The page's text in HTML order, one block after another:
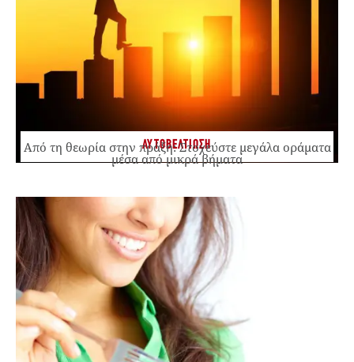
ΑΥΤΟΒΕΛΤΙΩΣΗ
Από τη θεωρία στην πράξη: Στοχεύστε μεγάλα οράματα
μέσα από μικρά βήματα